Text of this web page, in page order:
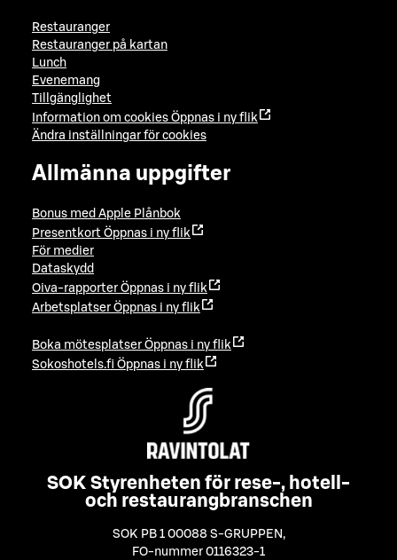
Restauranger
Restauranger på kartan
Lunch
Evenemang
Tillgänglighet
Information om cookies Öppnas i ny flik
Ändra inställningar för cookies
Allmänna uppgifter
Bonus med Apple Plånbok
Presentkort Öppnas i ny flik
För medier
Dataskydd
Oiva-rapporter Öppnas i ny flik
Arbetsplatser Öppnas i ny flik
Boka mötesplatser Öppnas i ny flik
Sokoshotels.fi Öppnas i ny flik
SOK Styrenheten för rese-, hotell-
och restaurangbranschen
SOK PB 1 00088 S-GRUPPEN ,
FO-nummer 0116323-1